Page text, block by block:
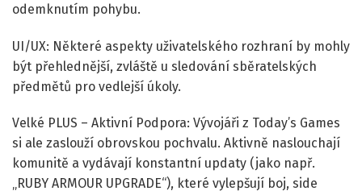
odemknutím pohybu.
UI/UX: Některé aspekty uživatelského rozhraní by mohly
být přehlednější, zvláště u sledování sběratelských
předmětů pro vedlejší úkoly.
Velké PLUS – Aktivní Podpora: Vývojáři z Today’s Games
si ale zaslouží obrovskou pochvalu. Aktivně naslouchají
komunitě a vydávají konstantní updaty (jako např.
„RUBY ARMOUR UPGRADE“), které vylepšují boj, side